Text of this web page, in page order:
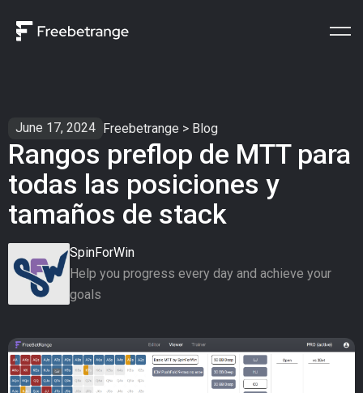
June 17, 2024 Freebetrange > Blog
Rangos preflop de MTT para
todas las posiciones y
tamaños de stack
SpinForWin
Help you progress every day and achieve your
goals